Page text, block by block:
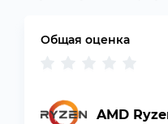
Общая оценка
AMD